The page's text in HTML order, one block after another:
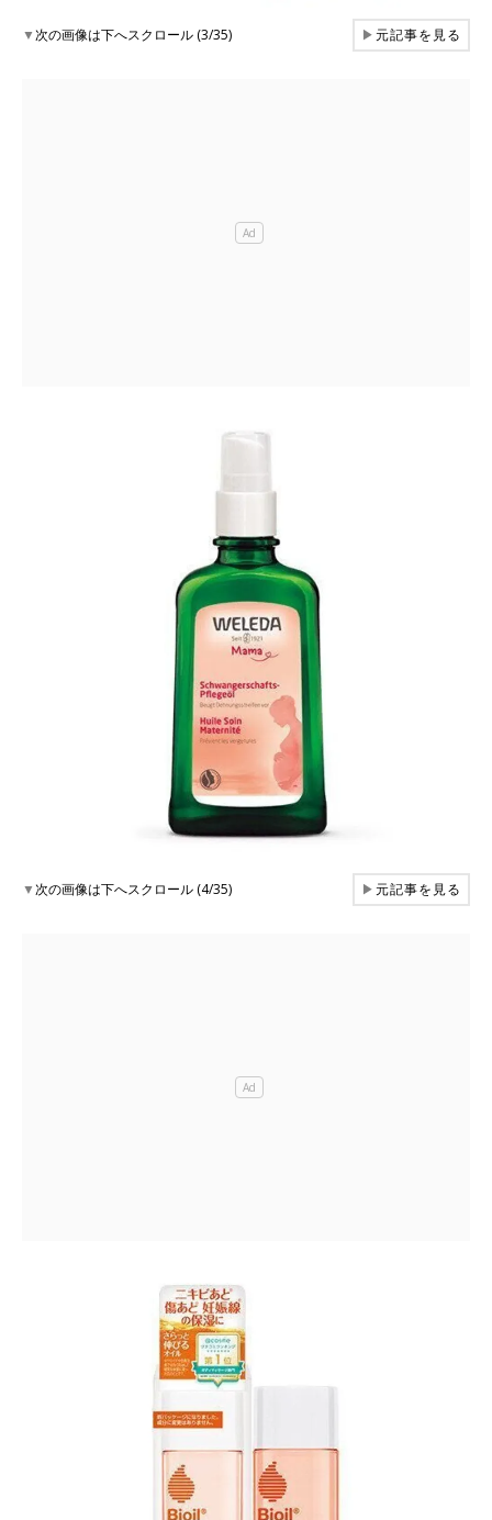
▼次の画像は下へスクロール (3/35) ▶元記事を見る
▼次の画像は下へスクロール (4/35) ▶元記事を見る